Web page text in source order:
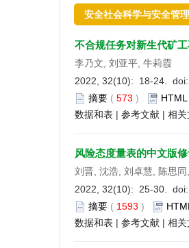
安全社会科学与安全管理
不合规任务对新生代矿
李乃文, 刘亚平, 牛莉霞
2022, 32(10): 18-24. doi:
摘要 ( 573 ) HTML
数据和表 | 参考文献 | 相关
风险态度量表的中文版
刘晋, 沈浩, 刘卓慧, 陈思同
2022, 32(10): 25-30. doi:
摘要 ( 1593 ) HTML
数据和表 | 参考文献 | 相关